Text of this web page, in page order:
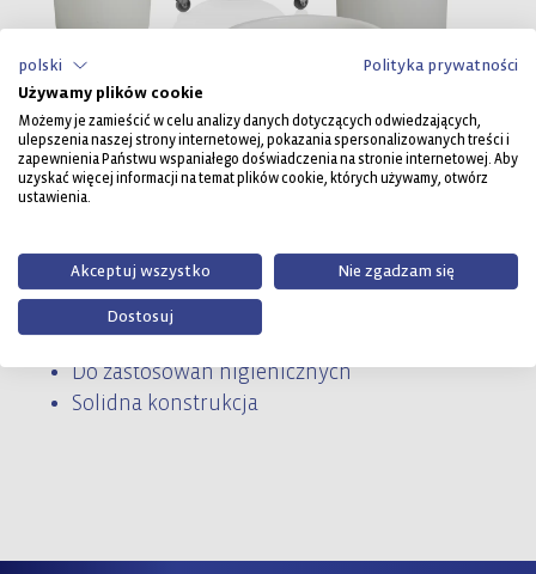
Pojemniki okrągłe
Do mieszania, magazynowania i
transportu
Do zastosowań higienicznych
Solidna konstrukcja
polski
Polityka prywatności
Używamy plików cookie
Możemy je zamieścić w celu analizy danych dotyczących odwiedzających,
ulepszenia naszej strony internetowej, pokazania spersonalizowanych treści i
zapewnienia Państwu wspaniałego doświadczenia na stronie internetowej. Aby
uzyskać więcej informacji na temat plików cookie, których używamy, otwórz
ustawienia.
Akceptuj wszystko Nie zgadzam się
Dostosuj